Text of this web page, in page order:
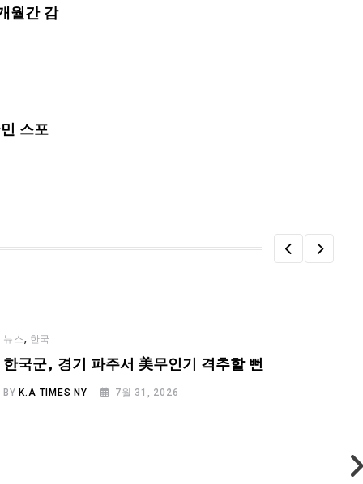
월간 감
스포
뉴스, 한국
한국군, 경기 파주서 美무인기 격추할 뻔
BY K.A TIMES NY 7월 31, 2026